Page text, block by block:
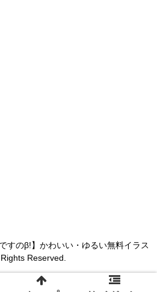
すのβ!】かわいい・ゆるい無料イラス
Rights Reserved.